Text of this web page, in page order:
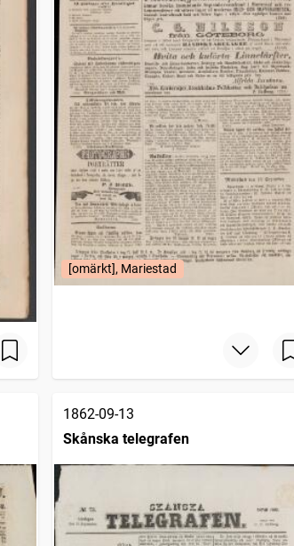
[omärkt], Mariestad
1862-09-13
Skånska telegrafen